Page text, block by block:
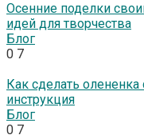
Осенние поделки
идей для творчества
Блог
0 7
Как сделать
инструкция
Блог
0 7